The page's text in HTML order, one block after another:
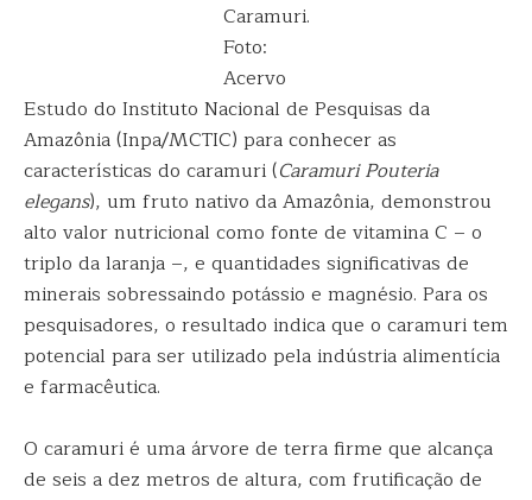
Caramuri.
Foto:
Acervo
Estudo do Instituto Nacional de Pesquisas da
Amazônia (Inpa/MCTIC) para conhecer as
características do caramuri (Caramuri Pouteria
elegans), um fruto nativo da Amazônia, demonstrou
alto valor nutricional como fonte de vitamina C – o
triplo da laranja –, e quantidades significativas de
minerais sobressaindo potássio e magnésio. Para os
pesquisadores, o resultado indica que o caramuri tem
potencial para ser utilizado pela indústria alimentícia
e farmacêutica.
O caramuri é uma árvore de terra firme que alcança
de seis a dez metros de altura, com frutificação de